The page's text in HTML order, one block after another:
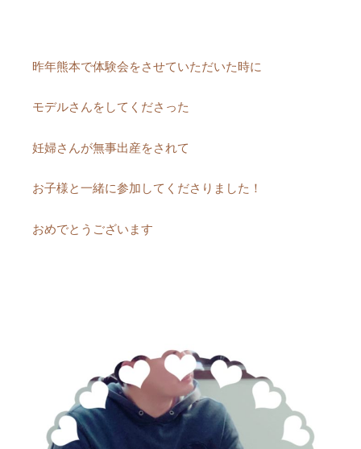
昨年熊本で体験会をさせていただいた時に
モデルさんをしてくださった
妊婦さんが無事出産をされて
お子様と一緒に参加してくださりました！
おめでとうございます